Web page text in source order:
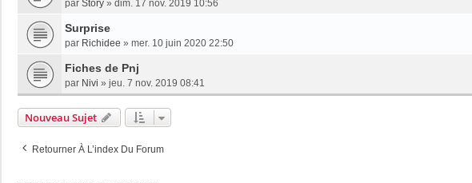
par Story » dim. 17 nov. 2019 10:56
Surprise
par Richidee » mer. 10 juin 2020 22:50
Fiches de Pnj
par Nivi » jeu. 7 nov. 2019 08:41
Nouveau Sujet
Retourner À L’index Du Forum